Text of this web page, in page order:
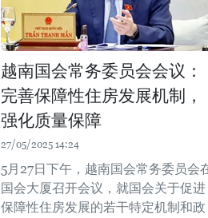
越南国会常务委员会会议：
完善保障性住房发展机制，
强化质量保障
27/05/2025 14:24
5月27日下午，越南国会常务委员会
国会大厦召开会议，就国会关于促进
保障性住房发展的若干特定机制和政